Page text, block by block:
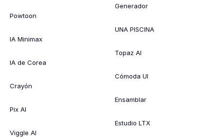
Powtoon
IA Minimax
IA de Corea
Crayón
Pix AI
Viggle AI
Generador
UNA PISCINA
Topaz AI
Cómoda UI
Ensamblar
Estudio LTX